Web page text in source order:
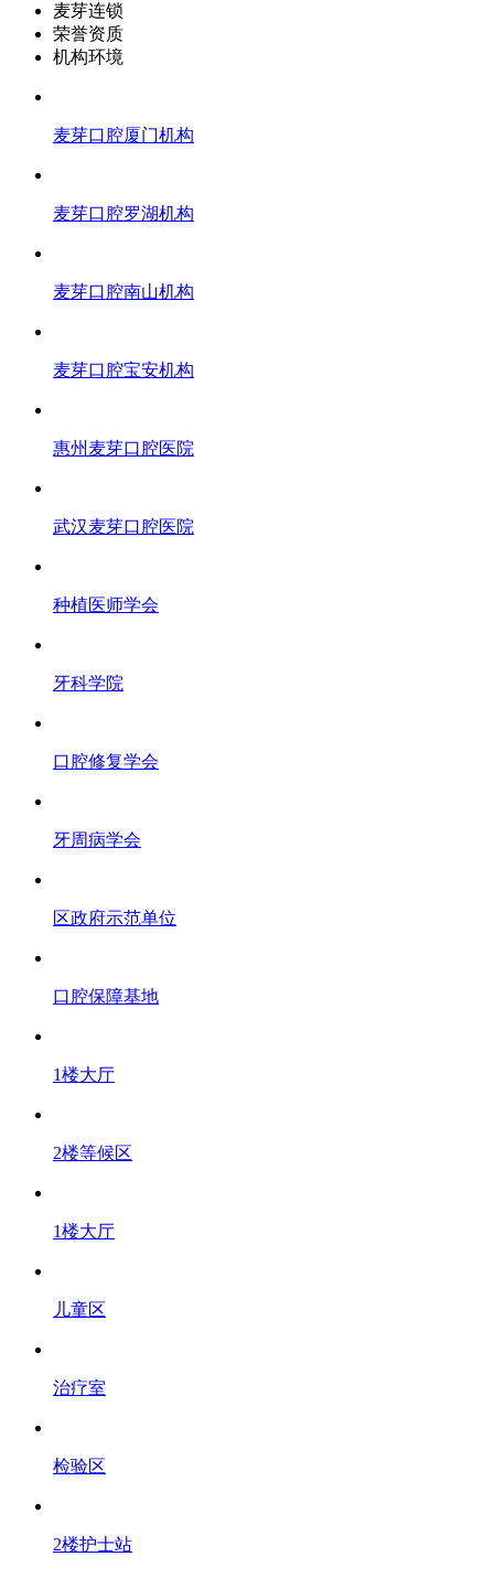
麦芽连锁
荣誉资质
机构环境
麦芽口腔厦门机构
麦芽口腔罗湖机构
麦芽口腔南山机构
麦芽口腔宝安机构
惠州麦芽口腔医院
武汉麦芽口腔医院
种植医师学会
牙科学院
口腔修复学会
牙周病学会
区政府示范单位
口腔保障基地
1楼大厅
2楼等候区
1楼大厅
儿童区
治疗室
检验区
2楼护士站